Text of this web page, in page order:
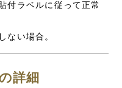
付ラベルに従って正常
ない場合。
詳細